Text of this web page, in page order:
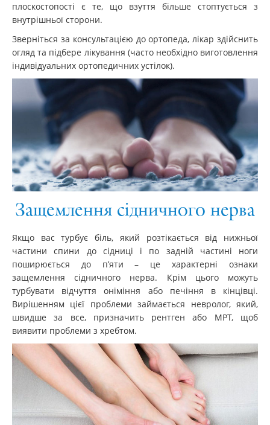
плоскостопості є те, що взуття більше стоптується з
внутрішньої сторони.
Зверніться за консультацією до ортопеда, лікар здійснить
огляд та підбере лікування (часто необхідно виготовлення
індивідуальних ортопедичних устілок).
Защемлення сідничного нерва
Якщо вас турбує біль, який розтікається від нижньої
частини спини до сідниці і по задній частині ноги
поширюється до п’яти – це характерні ознаки
защемлення сідничного нерва. Крім цього можуть
турбувати відчуття оніміння або печіння в кінцівці.
Вирішенням цієї проблеми займається невролог, який,
швидше за все, призначить рентген або МРТ, щоб
виявити проблеми з хребтом.